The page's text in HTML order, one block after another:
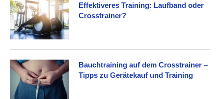
Effektiveres Training: Laufband oder
Crosstrainer?
Bauchtraining auf dem Crosstrainer –
Tipps zu Gerätekauf und Training